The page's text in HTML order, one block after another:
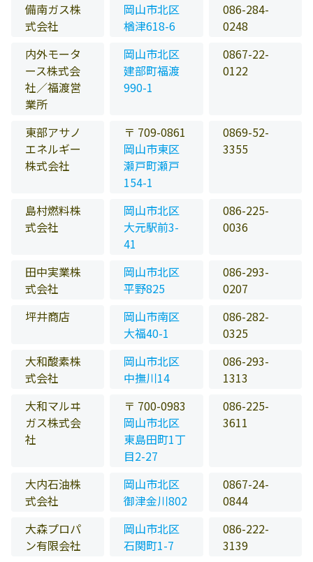
備南ガス株
式会社
岡山市北区
楢津618-6
086-284-
0248
内外モータ
ース株式会
社／福渡営
業所
岡山市北区
建部町福渡
990-1
0867-22-
0122
東部アサノ
エネルギー
株式会社
〒 709-0861
岡山市東区
瀬戸町瀬戸
154-1
0869-52-
3355
島村燃料株
式会社
岡山市北区
大元駅前3-
41
086-225-
0036
田中実業株
式会社
岡山市北区
平野825
086-293-
0207
坪井商店
岡山市南区
大福40-1
086-282-
0325
大和酸素株
式会社
岡山市北区
中撫川14
086-293-
1313
大和マルヰ
ガス株式会
社
〒 700-0983
岡山市北区
東島田町1丁
目2-27
086-225-
3611
大内石油株
式会社
岡山市北区
御津金川802
0867-24-
0844
大森プロパ
ン有限会社
岡山市北区
石関町1-7
086-222-
3139